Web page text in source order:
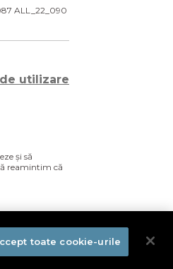
ALL_22_090
utilizare
și să
reamintim că
o-reactie-
toate cookie-urile